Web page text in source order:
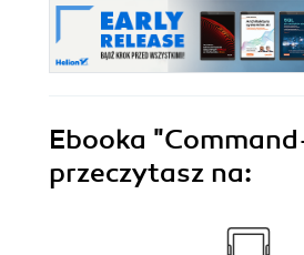
Ebooka
przeczytasz na: